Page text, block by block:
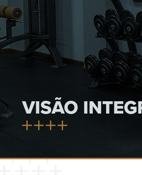
VISÃO